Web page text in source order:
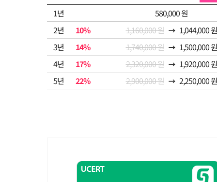
1년
580,000 원
2년
10% 1,160,000 원
1,044,000 원
3년
14% 1,740,000 원
1,500,000 원
4년
17% 2,320,000 원
1,920,000 원
5년
22% 2,900,000 원 2,250,000 원